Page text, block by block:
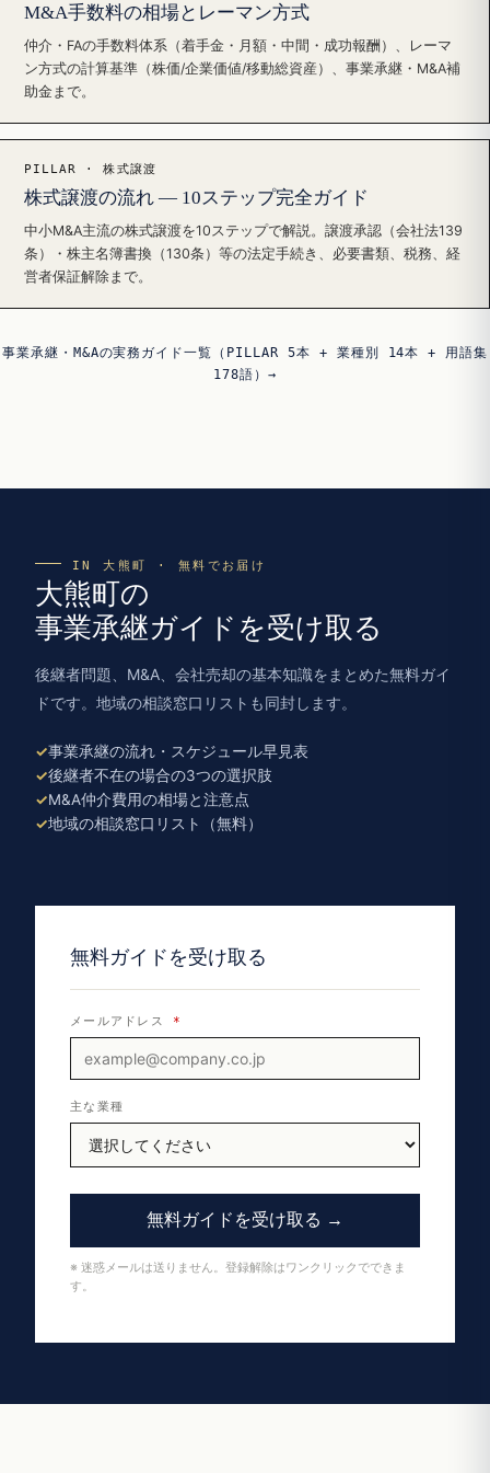
M&A手数料の相場とレーマン方式
仲介・FAの手数料体系（着手金・月額・中間・成功報酬）、レーマ
ン方式の計算基準（株価/企業価値/移動総資産）、事業承継・M&A補
助金まで。
PILLAR · 株式譲渡
株式譲渡の流れ — 10ステップ完全ガイド
中小M&A主流の株式譲渡を10ステップで解説。譲渡承認（会社法139
条）・株主名簿書換（130条）等の法定手続き、必要書類、税務、経
営者保証解除まで。
事業承継・M&Aの実務ガイド一覧（PILLAR 5本 + 業種別 14本 + 用語集
178語）→
IN 大熊町 · 無料でお届け
大熊町の
事業承継ガイドを受け取る
後継者問題、M&A、会社売却の基本知識をまとめた無料ガイ
ドです。地域の相談窓口リストも同封します。
事業承継の流れ・スケジュール早見表
後継者不在の場合の3つの選択肢
M&A仲介費用の相場と注意点
地域の相談窓口リスト（無料）
無料ガイドを受け取る
メールアドレス *
主な業種
無料ガイドを受け取る →
※ 迷惑メールは送りません。登録解除はワンクリックでできま
す。